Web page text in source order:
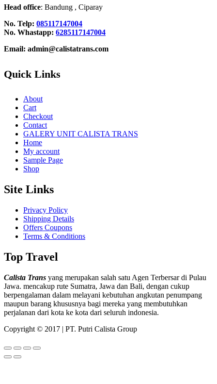
Head office: Bandung , Ciparay
No. Telp: 085117147004
No. Whastapp: 6285117147004
Email: admin@calistatrans.com
Quick Links
About
Cart
Checkout
Contact
GALERY UNIT CALISTA TRANS
Home
My account
Sample Page
Shop
Site Links
Privacy Policy
Shipping Details
Offers Coupons
Terms & Conditions
Top Travel
Calista Trans yang merupakan salah satu Agen Terbersar di Pulau
Jawa. mencakup rute Sumatra, Jawa dan Bali, dengan cukup
berpengalaman dalam melayani kebutuhan angkutan penumpang
maupun barang khususnya bagi mereka yang membutuhkan
perjalanan dari kota ke kota dari seluruh indonesia.
Copyright © 2017 | PT. Putri Calista Group